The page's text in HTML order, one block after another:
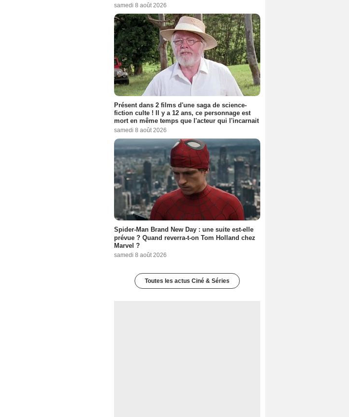
samedi 8 août 2026
Présent dans 2 films d'une saga de science-
fiction culte ! Il y a 12 ans, ce personnage est
mort en même temps que l'acteur qui l'incarnait
samedi 8 août 2026
Spider-Man Brand New Day : une suite est-elle
prévue ? Quand reverra-t-on Tom Holland chez
Marvel ?
samedi 8 août 2026
Toutes les actus Ciné & Séries